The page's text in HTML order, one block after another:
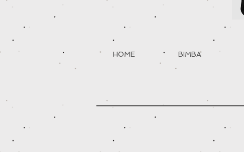
HOME BIMBA